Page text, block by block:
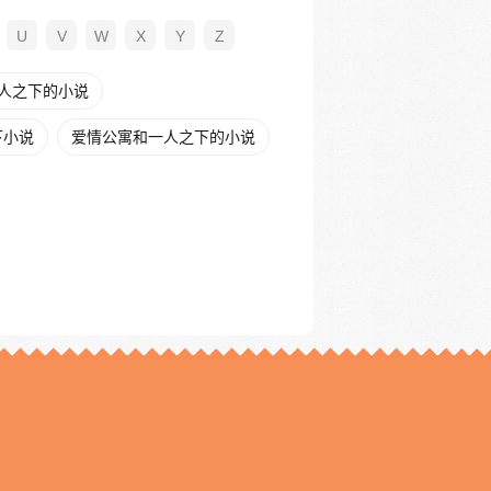
U V W X Y Z
之下的小说
说 爱情公寓和一人之下的小说